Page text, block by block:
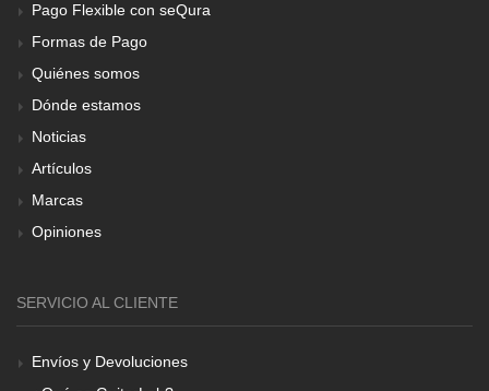
Pago Flexible con seQura
Formas de Pago
Quiénes somos
Dónde estamos
Noticias
Artículos
Marcas
Opiniones
SERVICIO AL CLIENTE
Envíos y Devoluciones